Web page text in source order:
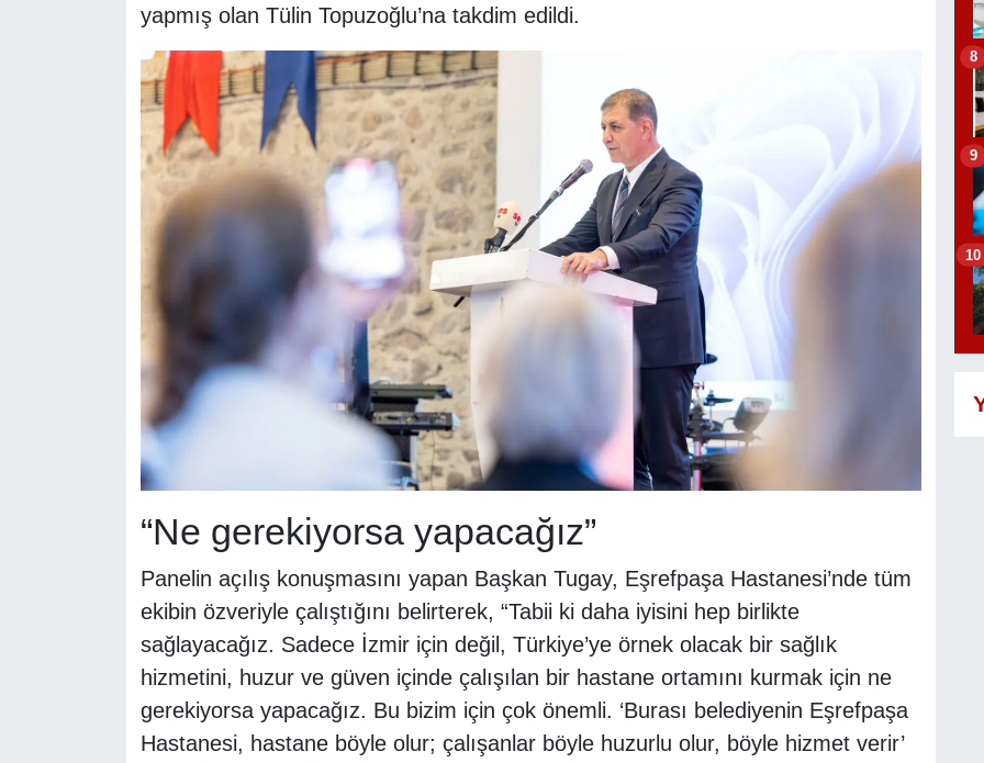
yapmış olan Tülin Topuzoğlu’na takdim edildi.
“Ne gerekiyorsa yapacağız”
Panelin açılış konuşmasını yapan Başkan Tugay, Eşrefpaşa Hastanesi’nde tüm
ekibin özveriyle çalıştığını belirterek, “Tabii ki daha iyisini hep birlikte
sağlayacağız. Sadece İzmir için değil, Türkiye’ye örnek olacak bir sağlık
hizmetini, huzur ve güven içinde çalışılan bir hastane ortamını kurmak için ne
gerekiyorsa yapacağız. Bu bizim için çok önemli. ‘Burası belediyenin Eşrefpaşa
Hastanesi, hastane böyle olur; çalışanlar böyle huzurlu olur, böyle hizmet verir’
8
9
10